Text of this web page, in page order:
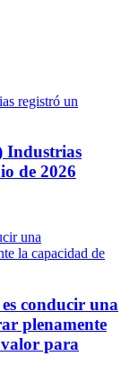
Industrias
de 2026
conducir una
plenamente
valor para